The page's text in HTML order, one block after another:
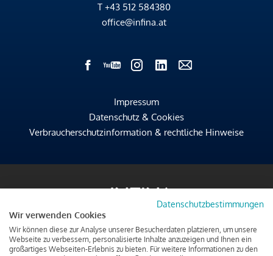
T +43 512 584380
office@infina.at
Impressum
Datenschutz & Cookies
Verbraucherschutzinformation & rechtliche Hinweise
Datenschutzbestimmungen
Wir verwenden Cookies
Wir können diese zur Analyse unserer Besucherdaten platzieren, um unsere
Webseite zu verbessern, personalisierte Inhalte anzuzeigen und Ihnen ein
großartiges Webseiten-Erlebnis zu bieten. Für weitere Informationen zu den